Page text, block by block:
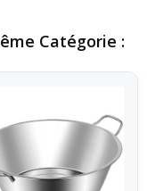
Catégorie :